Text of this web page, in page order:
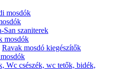
mosdók
San szaniterek
mosdók
Ravak mosdó kiegészítők
Wc csészék, wc tetők, bidék,